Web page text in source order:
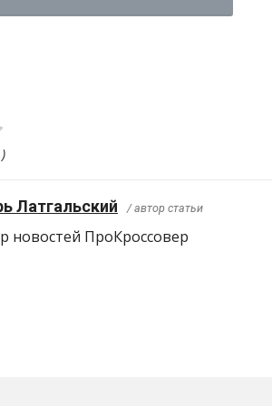
Латгальский / автор статьи
новостей ПроКроcсовер